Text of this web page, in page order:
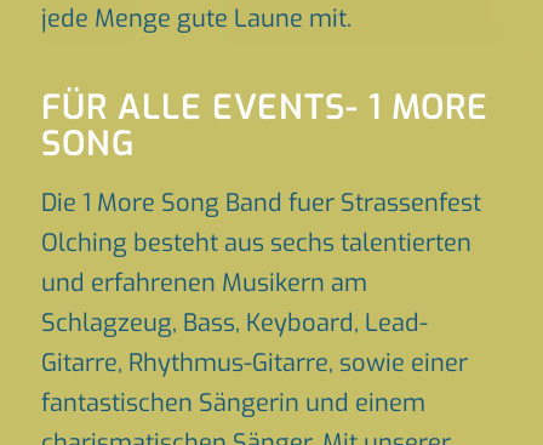
jede Menge gute Laune mit.
FÜR ALLE EVENTS- 1 MORE
SONG
Die 1 More Song Band fuer Strassenfest
Olching besteht aus sechs talentierten
und erfahrenen Musikern am
Schlagzeug, Bass, Keyboard, Lead-
Gitarre, Rhythmus-Gitarre, sowie einer
fantastischen Sängerin und einem